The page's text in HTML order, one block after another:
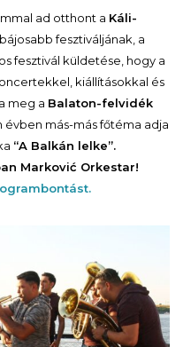
ad otthont a Káli-
fesztiváljának, a
fesztivál küldetése, hogy a
kiállításokkal és
meg a Balaton-felvidék
más-más főtéma adja
“A Balkán lelke”.
Marković Orkestar!